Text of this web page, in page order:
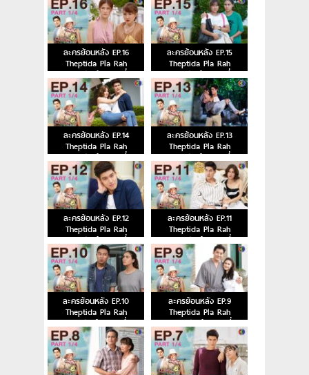
ละครย้อนหลัง EP.16
Theptida Pla Rah
เทพธิดาปลาร้า ตอนที่ 16
ละครย้อนหลัง EP.15
Theptida Pla Rah
เทพธิดาปลาร้า ตอนที่ 15
ละครย้อนหลัง EP.14
Theptida Pla Rah
เทพธิดาปลาร้า ตอนที่ 14
ละครย้อนหลัง EP.13
Theptida Pla Rah
เทพธิดาปลาร้า ตอนที่ 13
ละครย้อนหลัง EP.12
Theptida Pla Rah
เทพธิดาปลาร้า ตอนที่ 12
ละครย้อนหลัง EP.11
Theptida Pla Rah
เทพธิดาปลาร้า ตอนที่ 11
ละครย้อนหลัง EP.10
Theptida Pla Rah
เทพธิดาปลาร้า ตอนที่ 10
ละครย้อนหลัง EP.9
Theptida Pla Rah
เทพธิดาปลาร้า ตอนที่ 9